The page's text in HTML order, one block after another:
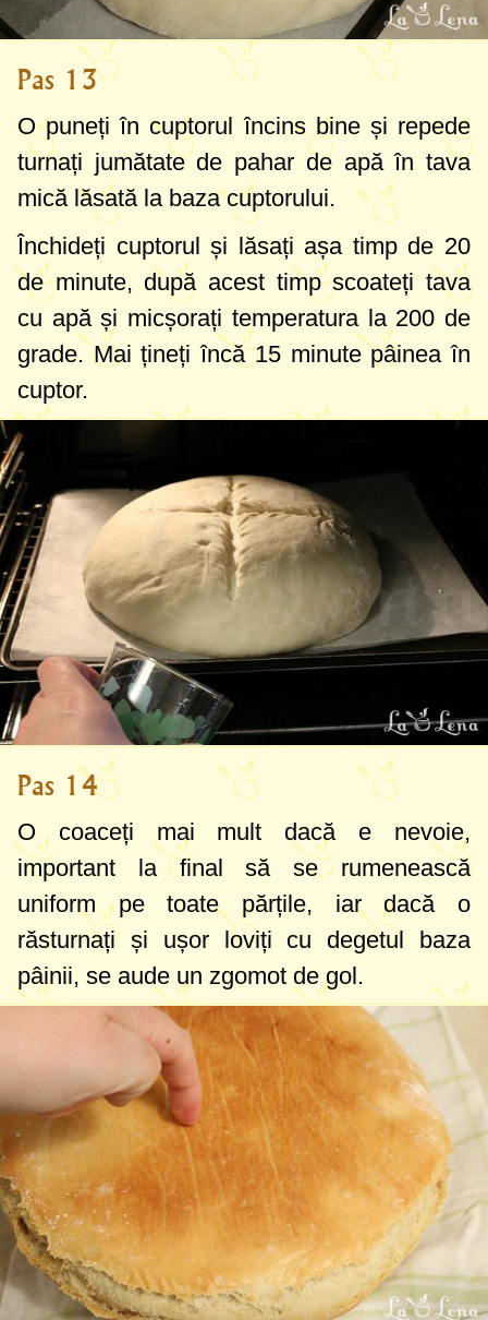
Pas 13
O puneți în cuptorul încins bine și repede
turnați jumătate de pahar de apă în tava
mică lăsată la baza cuptorului.
Închideți cuptorul și lăsați așa timp de 20
de minute, după acest timp scoateți tava
cu apă și micșorați temperatura la 200 de
grade. Mai țineți încă 15 minute pâinea în
cuptor.
Pas 14
O coaceți mai mult dacă e nevoie,
important la final să se rumenească
uniform pe toate părțile, iar dacă o
răsturnați și ușor loviți cu degetul baza
pâinii, se aude un zgomot de gol.